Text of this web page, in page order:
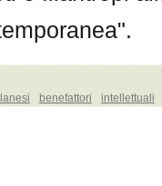
benefattori intellettuali